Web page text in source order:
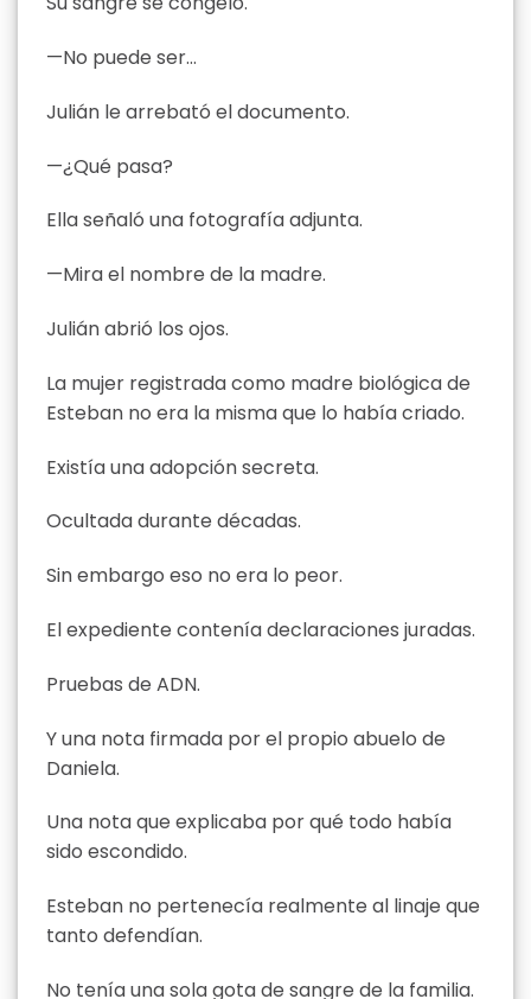
—No puede ser…
Julián le arrebató el documento.
—¿Qué pasa?
Ella señaló una fotografía adjunta.
—Mira el nombre de la madre.
Julián abrió los ojos.
La mujer registrada como madre biológica de
Esteban no era la misma que lo había criado.
Existía una adopción secreta.
Ocultada durante décadas.
Sin embargo eso no era lo peor.
El expediente contenía declaraciones juradas.
Pruebas de ADN.
Y una nota firmada por el propio abuelo de
Daniela.
Una nota que explicaba por qué todo había
sido escondido.
Esteban no pertenecía realmente al linaje que
tanto defendían.
No tenía una sola gota de sangre de la familia.